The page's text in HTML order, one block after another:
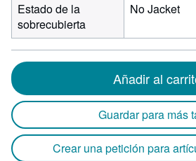
Estado de la
sobrecubierta
No Jacket
Añadir al
Guardar para más
Crear una petición para